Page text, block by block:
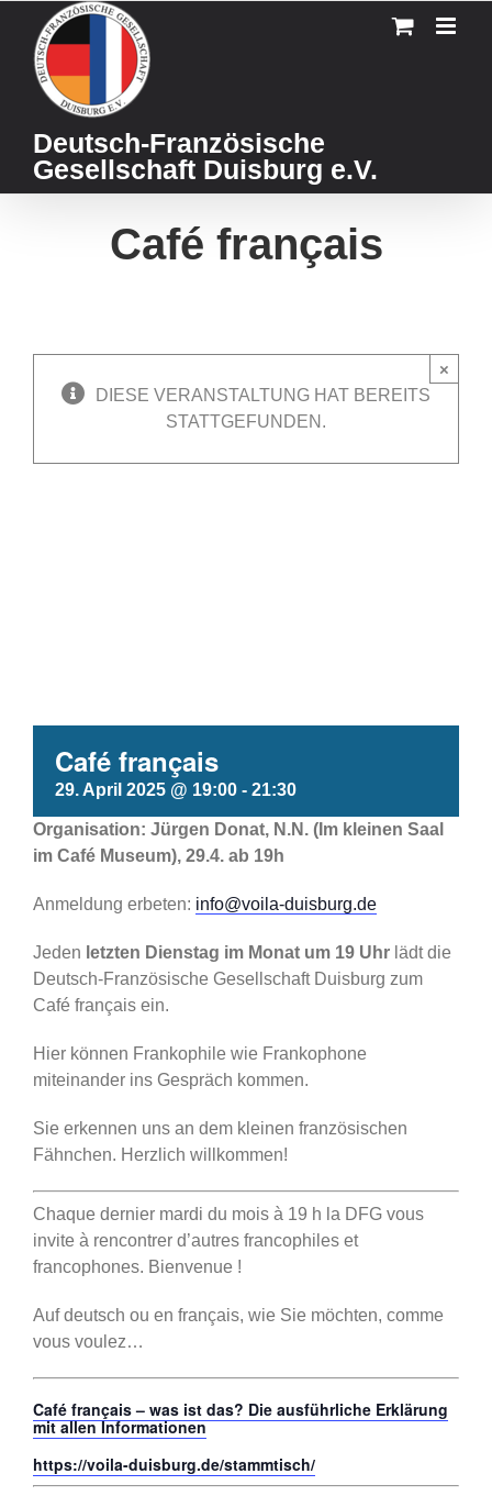
content
Deutsch-Französische
Gesellschaft Duisburg e.V.
Café français
DIESE VERANSTALTUNG HAT BEREITS
STATTGEFUNDEN.
×
Café français
29. April 2025 @ 19:00 - 21:30
Organisation: Jürgen Donat, N.N. (Im kleinen Saal
im Café Museum), 29.4. ab 19h
Anmeldung erbeten: info@voila-duisburg.de
Jeden letzten Dienstag im Monat um 19 Uhr lädt die
Deutsch-Französische Gesellschaft Duisburg zum
Café français ein.
Hier können Frankophile wie Frankophone
miteinander ins Gespräch kommen.
Sie erkennen uns an dem kleinen französischen
Fähnchen. Herzlich willkommen!
Chaque dernier mardi du mois à 19 h la DFG vous
invite à rencontrer d’autres francophiles et
francophones. Bienvenue !
Auf deutsch ou en français, wie Sie möchten, comme
vous voulez…
Café français – was ist das? Die ausführliche Erklärung
mit allen Informationen
https://voila-duisburg.de/stammtisch/